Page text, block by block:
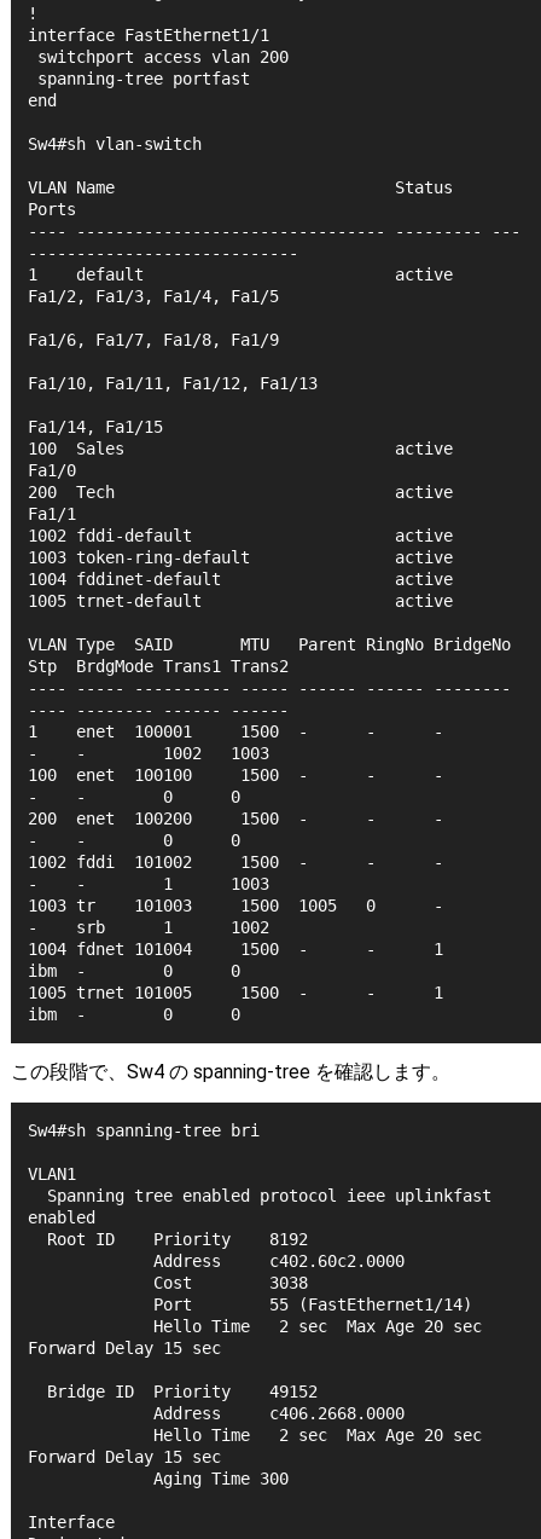
!
interface FastEthernet1/1
switchport access vlan 200
spanning-tree portfast
end
Sw4#sh vlan-switch
VLAN Name                             Status
Ports
---- -------------------------------- --------- ---
----------------------------
1    default                          active
Fa1/2, Fa1/3, Fa1/4, Fa1/5
Fa1/6, Fa1/7, Fa1/8, Fa1/9
Fa1/10, Fa1/11, Fa1/12, Fa1/13
Fa1/14, Fa1/15
100  Sales                            active
Fa1/0
200  Tech                             active
Fa1/1
1002 fddi-default                     active
1003 token-ring-default               active
1004 fddinet-default                  active
1005 trnet-default                    active
VLAN Type  SAID       MTU   Parent RingNo BridgeNo
Stp  BrdgMode Trans1 Trans2
---- ----- ---------- ----- ------ ------ --------
---- -------- ------ ------
1    enet  100001     1500  -      -      -
-    -        1002   1003
100  enet  100100     1500  -      -      -
-    -        0      0
200  enet  100200     1500  -      -      -
-    -        0      0
1002 fddi  101002     1500  -      -      -
-    -        1      1003
1003 tr    101003     1500  1005   0      -
-    srb      1      1002
1004 fdnet 101004     1500  -      -      1
ibm  -        0      0
1005 trnet 101005     1500  -      -      1
ibm  -        0      0
この段階で、Sw4 の spanning-tree を確認します。
Sw4#sh spanning-tree bri
VLAN1
Spanning tree enabled protocol ieee uplinkfast
enabled
Root ID    Priority    8192
Address     c402.60c2.0000
Cost        3038
Port        55 (FastEthernet1/14)
Hello Time   2 sec  Max Age 20 sec
Forward Delay 15 sec
Bridge ID  Priority    49152
Address     c406.2668.0000
Hello Time   2 sec  Max Age 20 sec
Forward Delay 15 sec
Aging Time 300
Interface